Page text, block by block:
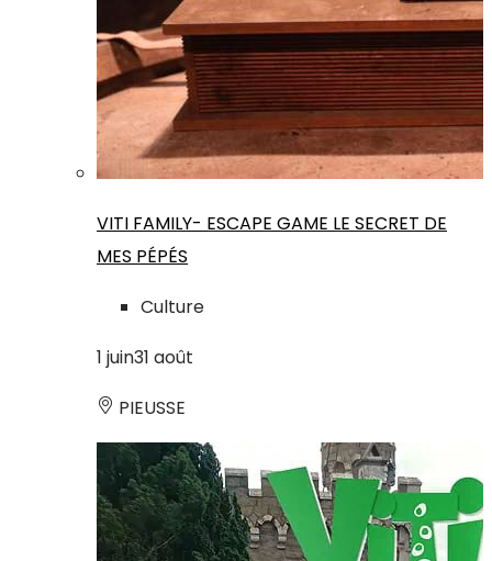
VITI FAMILY- ESCAPE GAME LE SECRET DE
MES PÉPÉS
Culture
1 juin31 août
PIEUSSE